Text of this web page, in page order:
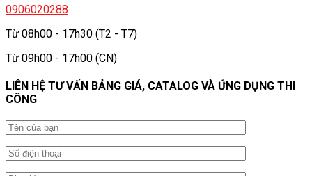
0906020288
Từ 08h00 - 17h30 (T2 - T7)
Từ 09h00 - 17h00 (CN)
LIÊN HỆ TƯ VẤN BẢNG GIÁ, CATALOG VÀ ỨNG DỤNG THI
CÔNG